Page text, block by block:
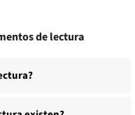
de lectura